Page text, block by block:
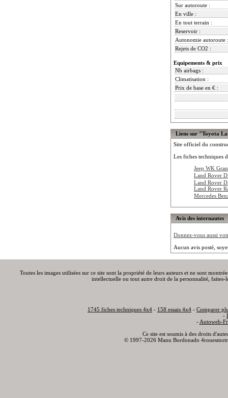
Sur autoroute :
En ville :
En tout terrain :
Reservoir :
Autonomie autoroute :
Rejets de CO2 :
Equipements & prix
Nb airbags :
Climatisation :
Prix de base en € :
Liens sur "Toyota
Site officiel du
Les fiches techniques
Jeep WK
Land Rover
Land Rover
Land Rover
Mercedes
Avis des internautes
Donnez-vous aussi
Aucun avis posté,
Toutes les images utilisées sur ce site sont la propriété de leurs auteurs et ne sont
intellectuelle ou tout autre droit de la personnalité,
1745 fiches techniques 4x4 - 158 essais 4x4 - Comparer
-
- Autoweb-
Ce site est soumis à des droits
© 1997-2026 Manu Bordonado